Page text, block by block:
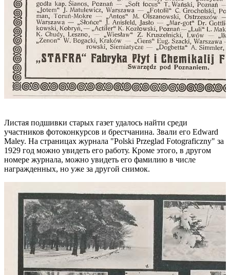
Листая подшивки старых газет удалось найти среди
участников фотоконкурсов и брестчанина. Звали его Edward
Maley. На страницах журнала "Polski Przeglad Fotograficzny" за
1929 год можно увидеть его работу. Кроме этого, в другом
номере журнала, можно увидеть его фамилию в числе
награжденных, но уже за другой снимок.